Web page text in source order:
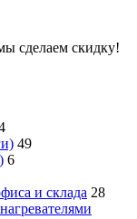
сделаем скидку!
49
6
и склада 28